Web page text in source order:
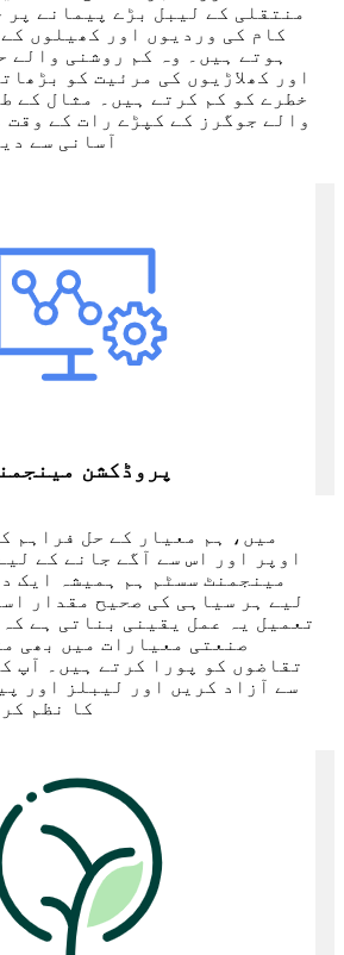
منتقلی کے لیبل بڑے پیمانے پر
کام کی وردیوں اور کھیلوں
ہوتے ہیں۔ وہ کم روشنی والے
اور کھلاڑیوں کی مرئیت کو
خطرے کو کم کرتے ہیں۔ مثال کے
والے جوگرز کے کپڑے رات کے وقت
آسانی سے
پروڈکشن
اوپر اور اس سے آگے جانے کے
مینجمنٹ سسٹم ہم ہمیشہ ایک
لیے ہر سیاہی کی صحیح مقدار
تعمیل یہ عمل یقینی بناتی ہے
صنعتی معیارات میں بھی
تقاضوں کو پورا کرتے ہیں۔ آپ
سے آزاد کریں اور لیبلز اور
کا نظم